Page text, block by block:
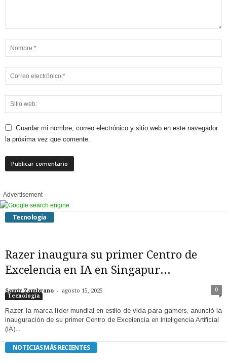
Guardar mi nombre, correo electrónico y sitio web en este navegador
la próxima vez que comente.
- Advertisement -
Tecnología
Razer inaugura su primer Centro de
Excelencia en IA en Singapur...
Samir Zambrano - agosto 15, 2025 0
Tecnología
Razer, la marca líder mundial en estilo de vida para gamers, anunció la
inauguración de su primer Centro de Excelencia en Inteligencia Artificial
(IA)...
NOTICIAS MÁS RECIENTES